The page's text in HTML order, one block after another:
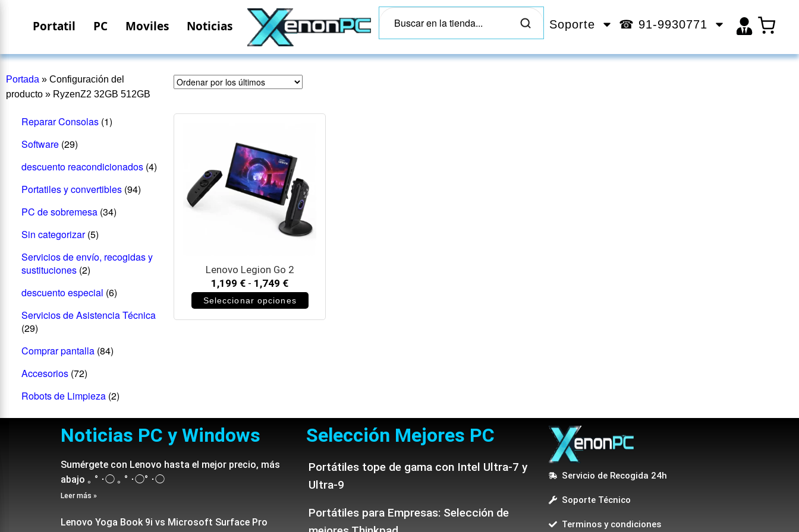
Portatil PC Moviles Noticias Soporte ☎ 91-9930771
Portada » Configuración del
producto » RyzenZ2 32GB 512GB
Reparar Consolas (1)
Software (29)
descuento reacondicionados (4)
Portatiles y convertibles (94)
PC de sobremesa (34)
Sin categorizar (5)
Servicios de envío, recogidas y
sustituciones (2)
descuento especial (6)
Servicios de Asistencia Técnica
(29)
Comprar pantalla (84)
Accesorios (72)
Robots de Limpieza (2)
Lenovo Legion Go 2
1,199 € - 1,749 €
Seleccionar opciones
Noticias PC y Windows
Sumérgete con Lenovo hasta el mejor precio, más
abajo ｡ ° ･◯ ｡ ° ･◯° ･◯
Leer más »
Lenovo Yoga Book 9i vs Microsoft Surface Pro
Selección Mejores PC
Portátiles tope de gama con Intel Ultra-7 y
Ultra-9
Portátiles para Empresas: Selección de
Servicio de Recogida 24h
Soporte Técnico
Terminos y condiciones